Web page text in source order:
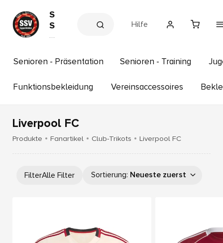
S
S
V
n
l
d
.
e
s
Hilfe
Senioren - Präsentation Senioren - Training
Funktionsbekleidung Vereinsaccessoires
Liverpool FC
Produkte Fanartikel Club-Trikots Liverpool FC
FilterAlle Filter Sortierung: Neueste zuerst